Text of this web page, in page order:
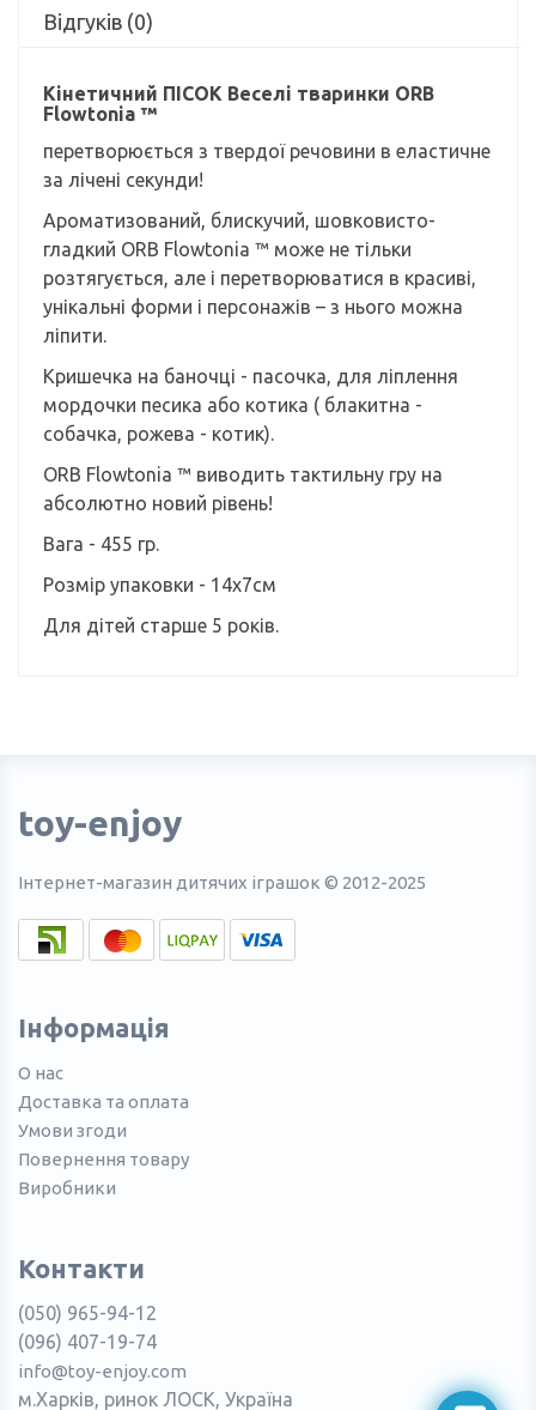
Відгуків (0)
Кінетичний ПІСОК Веселі тваринки ORB
Flowtonia ™
перетворюється з твердої речовини в еластичне
за лічені секунди!
Ароматизований, блискучий, шовковисто-
гладкий ORB Flowtonia ™ може не тільки
розтягується, але і перетворюватися в красиві,
унікальні форми і персонажів – з нього можна
ліпити.
Кришечка на баночці - пасочка, для ліплення
мордочки песика або котика ( блакитна -
собачка, рожева - котик).
ORB Flowtonia ™ виводить тактильну гру на
абсолютно новий рівень!
Вага - 455 гр.
Розмір упаковки - 14х7см
Для дітей старше 5 років.
toy-enjoy
Інтернет-магазин дитячих іграшок © 2012-2025
Інформація
О нас
Доставка та оплата
Умови згоди
Повернення товару
Виробники
Контакти
(050) 965-94-12
(096) 407-19-74
info@toy-enjoy.com
м.Харків, ринок ЛОСК, Україна